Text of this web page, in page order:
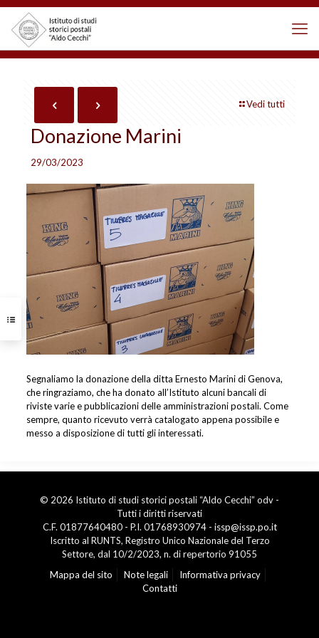
Vedi tutti
Donazione Marini
29/03/2023
Segnaliamo la donazione della ditta Ernesto Marini di Genova,
che ringraziamo, che ha donato all’Istituto alcuni bancali di
riviste varie e pubblicazioni delle amministrazioni postali. Come
sempre, quanto ricevuto verrà catalogato appena possibile e
messo a disposizione di tutti gli interessati.
© 2026 Istituto di studi storici postali “Aldo Cecchi” odv -
Tutti i diritti riservati
C.F. 01877640480 - P.I. 01768930974 - issp@issp.po.it
Iscritto al RUNTS, Registro Unico Nazionale del Terzo
Settore, dal 10/2/2023, n. di repertorio 91055
Mappa del sito
Note legali
Informativa privacy
Contatti